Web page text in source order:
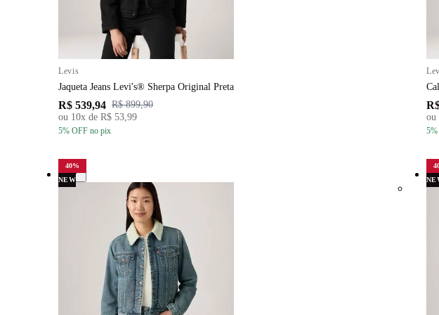
Levis
Jaqueta Jeans Levi's® Sherpa Original Preta
R$ 539,94 R$ 899,90
ou 10x de R$ 53,99
5% OFF no pix
ou
5
40%
NEW